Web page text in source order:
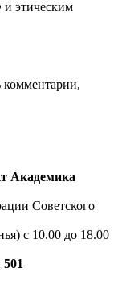
и этическим
комментарии,
Академика
Советского
с 10.00 до 18.00